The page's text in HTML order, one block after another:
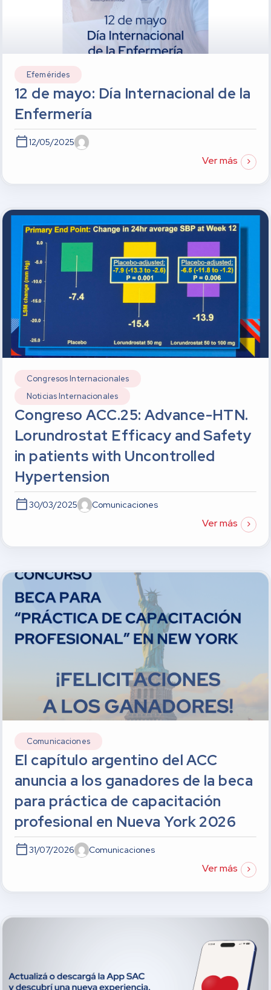
Efemérides
12 de mayo: Día Internacional de la
Enfermería
12/05/2025
Ver más
Congresos Internacionales
Noticias Internacionales
Congreso ACC.25: Advance-HTN.
Lorundrostat Efficacy and Safety
in patients with Uncontrolled
Hypertension
30/03/2025 Comunicaciones
Ver más
Comunicaciones
El capítulo argentino del ACC
anuncia a los ganadores de la beca
para práctica de capacitación
profesional en Nueva York 2026
31/07/2026 Comunicaciones
Ver más